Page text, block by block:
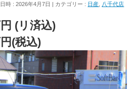
時 : 2026年4月7日 カテゴリー : 日産 八千代店
(リ済込)
(税込)